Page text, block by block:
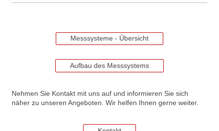
Messsysteme - Übersicht
Aufbau des Messsystems
Nehmen Sie Kontakt mit uns auf und informieren Sie sich
näher zu unseren Angeboten. Wir helfen Ihnen gerne weiter.